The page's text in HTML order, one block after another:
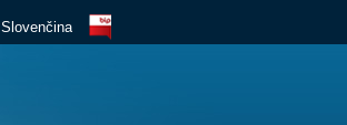
BIP
Slovenčina